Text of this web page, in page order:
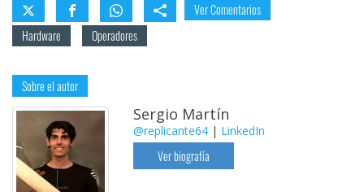
Ver Comentarios
Hardware
Operadores
Sobre el autor
Sergio Martín
@replicante64 | LinkedIn
Ver biografía